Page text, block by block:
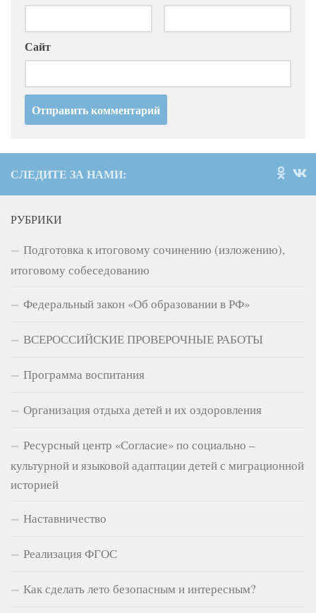
Сайт
СЛЕДИТЕ ЗА НАМИ:
РУБРИКИ
Подготовка к итоговому сочинению (изложению),
итоговому собеседованию
Федеральный закон «Об образовании в РФ»
ВСЕРОССИЙСКИЕ ПРОВЕРОЧНЫЕ РАБОТЫ
Программа воспитания
Организация отдыха детей и их оздоровления
Ресурсный центр «Согласие» по социально –
культурной и языковой адаптации детей с миграционной
историей
Наставничество
Реализация ФГОС
Как сделать лето безопасным и интересным?